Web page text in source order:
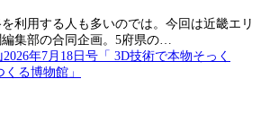
利用する人も多いのでは。今回は近畿エリ
集部の合同企画。5府県の…